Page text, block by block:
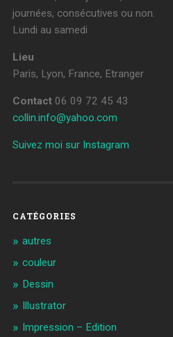
journées, consécutives ou non.
Lundi au samedi
Lieu
Paris, Lyon, France, Etranger
Contact 06 09 72 45 43
collin.info@yahoo.com
Suivez moi sur Instagram
CATÉGORIES
autres
couleur
Dessin
Illustrator
Impression – Edition